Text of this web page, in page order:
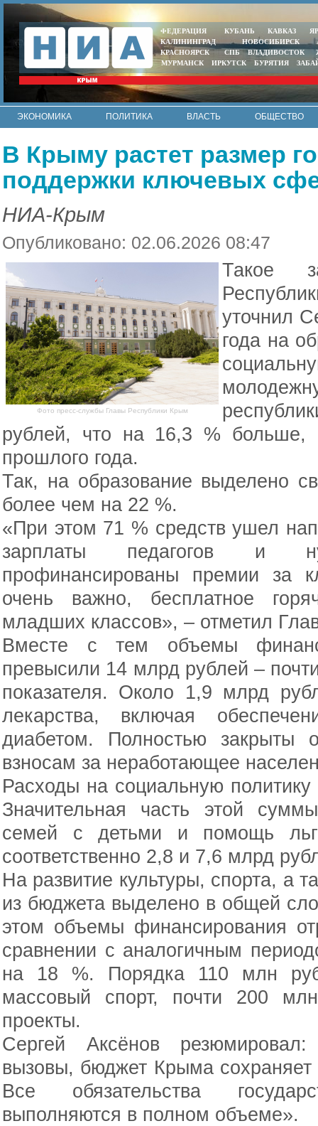
ФЕДЕРАЦИЯ КУБАНЬ КАВКАЗ
КАЛИНИНГРАД
НОВОСИБИРСК
КРАСНОЯРСК
СПБ ВЛАДИВОСТОК
МУРМАНСК
ИРКУТСК БУРЯТИЯ
ЭКОНОМИКА ПОЛИТИКА ВЛАСТЬ
ОБЩЕСТВО
В Крыму растет размер
поддержки ключевых
НИА-Крым
Опубликовано: 02.06.2026 08:47
Фото пресс-службы Главы Республики Крым
Такое
уточнил
года на
рублей, что на 16,3 % больше,
прошлого года.
Так, на образование выделено
более чем на 22 %.
«При этом 71 % средств ушел
зарплаты педагогов и
профинансированы премии за
очень важно, бесплатное
младших классов», – отметил
Вместе с тем объемы
превысили 14 млрд рублей –
показателя. Около 1,9 млрд
лекарства, включая
диабетом. Полностью закрыты
взносам за неработающее
Расходы на социальную
Значительная часть этой
семей с детьми и помощь
соответственно 2,8 и 7,6 млрд
На развитие культуры, спорта, а
из бюджета выделено в общей
этом объемы финансирования
сравнении с аналогичным
на 18 %. Порядка 110 млн
массовый спорт, почти 200
проекты.
Сергей Аксёнов
вызовы, бюджет Крыма сохраняет
Все обязательства
выполняются в полном объеме».